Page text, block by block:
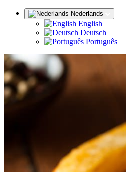
Nederlands
English
Deutsch
Português